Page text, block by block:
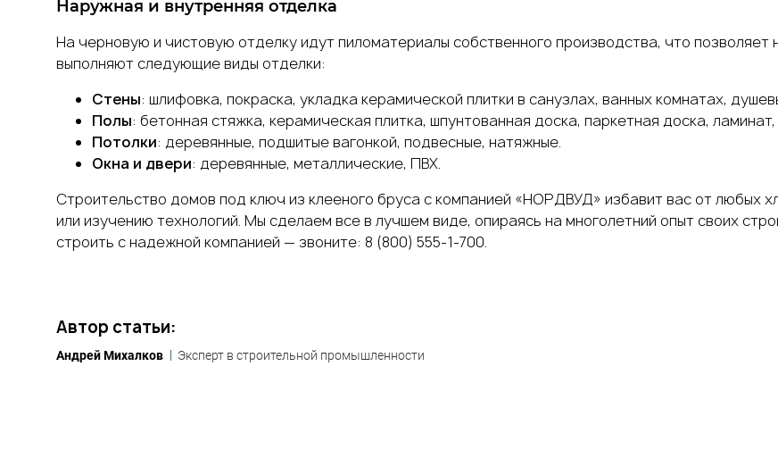
Наружная и внутренняя отделка
На черновую и чистовую отделку идут пиломатериалы собственного производства, что
выполняют следующие виды отделки:
Стены: шлифовка, покраска, укладка керамической плитки в санузлах, ванных комнатах,
Полы: бетонная стяжка, керамическая плитка, шпунтованная доска, паркетная доска,
Потолки: деревянные, подшитые вагонкой, подвесные, натяжные.
Окна и двери: деревянные, металлические, ПВХ.
Строительство домов под ключ из клееного бруса с компанией «НОРДВУД» избавит вас от любых
или изучению технологий. Мы сделаем все в лучшем виде, опираясь на многолетний опыт своих
строить с надежной компанией — звоните: 8 (800) 555-1-700.
Автор статьи:
Андрей Михалков Эксперт в строительной промышленности